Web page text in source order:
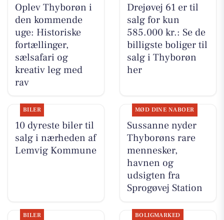
Oplev Thyborøn i
den kommende
uge: Historiske
fortællinger,
sælsafari og
kreativ leg med
rav
Drejøvej 61 er til
salg for kun
585.000 kr.: Se de
billigste boliger til
salg i Thyborøn
her
BILER
10 dyreste biler til
salg i nærheden af
Lemvig Kommune
MØD DINE NABOER
Sussanne nyder
Thyborøns rare
mennesker,
havnen og
udsigten fra
Sprogøvej Station
BILER BOLIGMARKED